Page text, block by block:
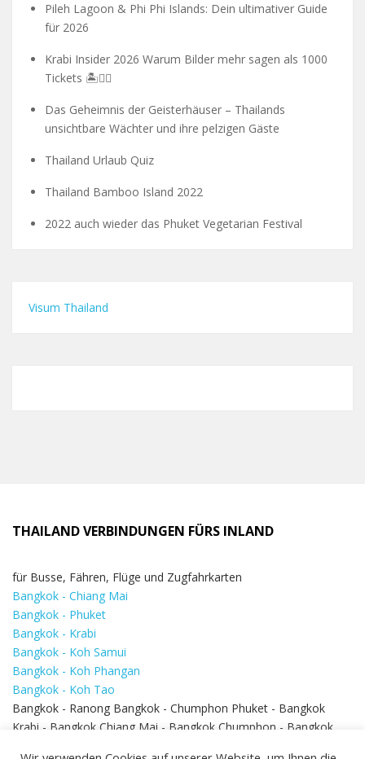
Pileh Lagoon & Phi Phi Islands: Dein ultimativer Guide
für 2026
Krabi Insider 2026 Warum Bilder mehr sagen als 1000
Tickets 🏝️🧗‍♂️
Das Geheimnis der Geisterhäuser – Thailands
unsichtbare Wächter und ihre pelzigen Gäste
Thailand Urlaub Quiz
Thailand Bamboo Island 2022
2022 auch wieder das Phuket Vegetarian Festival
Visum Thailand
THAILAND VERBINDUNGEN FÜRS INLAND
für Busse, Fähren, Flüge und Zugfahrkarten
Bangkok - Chiang Mai
Bangkok - Phuket
Bangkok - Krabi
Bangkok - Koh Samui
Bangkok - Koh Phangan
Bangkok - Koh Tao
Bangkok - Ranong Bangkok - Chumphon Phuket - Bangkok
Krabi - Bangkok Chiang Mai - Bangkok Chumphon - Bangkok